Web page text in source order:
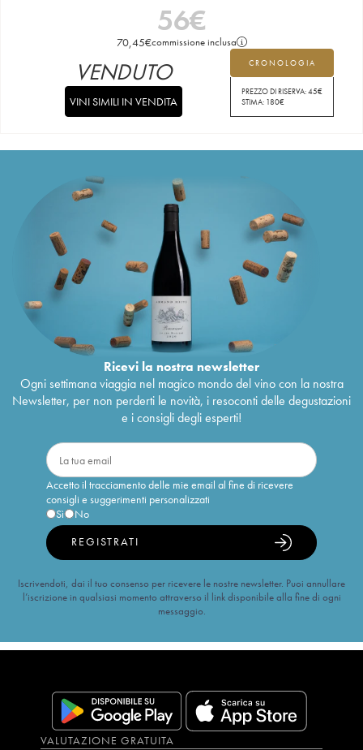
56€
70,45€commissione inclusa
CRONOLOGIA
PREZZO DI RISERVA:45€
STIMA: 180€
VENDUTO
VINI SIMILI IN VENDITA
Ricevi la nostra newsletter
Ogni settimana viaggia nel magico mondo del vino con la nostra
Newsletter, per non perderti le novità, i resoconti delle degustazioni
e i consigli degli esperti!
Accetto il tracciamento delle mie email al fine di ricevere
consigli e suggerimenti personalizzati
Sì
No
REGISTRATI
Iscrivendoti, dai il tuo consenso per ricevere le nostre newsletter. Puoi annullare
l’iscrizione in qualsiasi momento attraverso il link disponibile alla fine di ogni
messaggio.
VALUTAZIONE GRATUITA